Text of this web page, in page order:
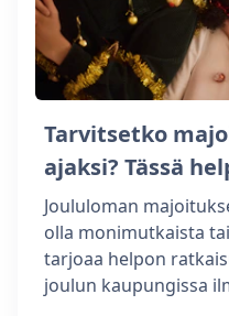
Tarvitsetko
ajaksi? Tässä
Joululoman
olla monimutkaista
tarjoaa helpon
joulun kaupungissa